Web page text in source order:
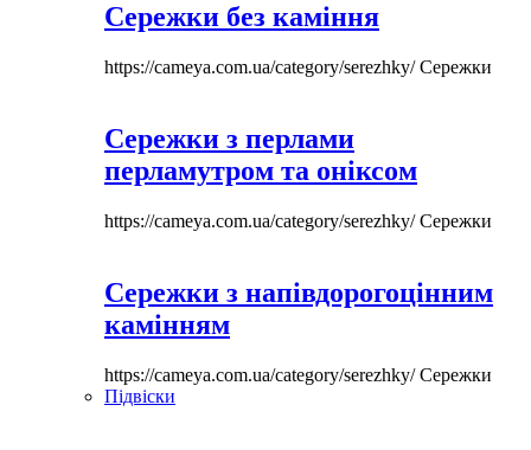
Сережки без каміння
https://cameya.com.ua/category/serezhky/Сережки
Сережки з перлами
перламутром та оніксом
https://cameya.com.ua/category/serezhky/Сережки
Сережки з напівдорогоцінним
камінням
https://cameya.com.ua/category/serezhky/Сережки
Підвіски